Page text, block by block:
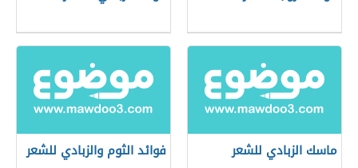
ماسك الزبادي للشعر فوائد الثوم والزبادي للشعر